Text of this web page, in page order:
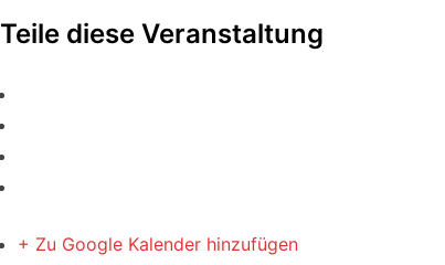
Teile diese Veranstaltung
+ Zu Google Kalender hinzufügen